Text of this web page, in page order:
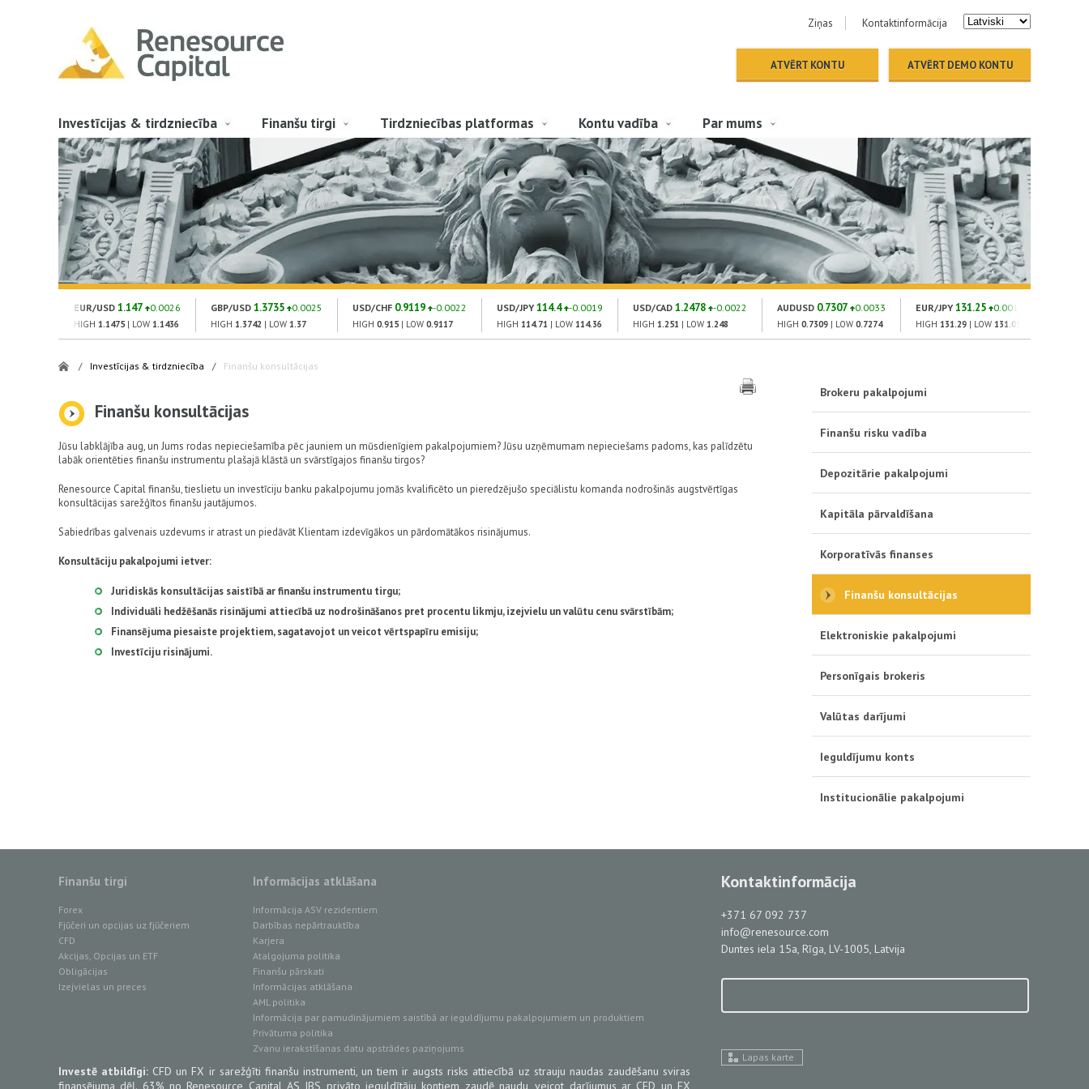
Ziņas Kontaktinformācija
ATVĒRT KONTU ATVĒRT DEMO KONTU
Investīcijas & tirdzniecība Finanšu tirgi Tirdzniecības platformas Kontu vadība Par mums
EUR/USD 1.147 0.0026
HIGH 1.1475 | LOW 1.1436
GBP/USD 1.3735 0.0025
HIGH 1.3742 | LOW 1.37
USD/CHF 0.9119 -0.0022
HIGH 0.915 | LOW 0.9117
USD/JPY 114.4 -0.0019
HIGH 114.71 | LOW 114.36
USD/CAD 1.2478 -0.0022
HIGH 1.251 | LOW 1.248
AUDUSD 0.7307 0.0033
HIGH 0.7309 | LOW 0.7274
EUR/JPY 131.25 0.001
HIGH 131.29 | LOW 131.01
/ Investīcijas & tirdzniecība / Finanšu konsultācijas
Brokeru pakalpojumi
Finanšu risku vadība
Depozitārie pakalpojumi
Kapitāla pārvaldīšana
Korporatīvās finanses
Finanšu konsultācijas
Elektroniskie pakalpojumi
Personīgais brokeris
Valūtas darījumi
Ieguldījumu konts
Institucionālie pakalpojumi
Finanšu konsultācijas
Jūsu labklājība aug, un Jums rodas nepieciešamība pēc jauniem un mūsdienīgiem pakalpojumiem? Jūsu uzņēmumam nepieciešams padoms, kas palīdzētu
labāk orientēties finanšu instrumentu plašajā klāstā un svārstīgajos finanšu tirgos?
Renesource Capital finanšu, tieslietu un investīciju banku pakalpojumu jomās kvalificēto un pieredzējušo speciālistu komanda nodrošinās augstvērtīgas
konsultācijas sarežģītos finanšu jautājumos.
Sabiedrības galvenais uzdevums ir atrast un piedāvāt Klientam izdevīgākos un pārdomātākos risinājumus.
Konsultāciju pakalpojumi ietver:
Juridiskās konsultācijas saistībā ar finanšu instrumentu tirgu;
Individuāli hedžēšanās risinājumi attiecībā uz nodrošināšanos pret procentu likmju, izejvielu un valūtu cenu svārstībām;
Finansējuma piesaiste projektiem, sagatavojot un veicot vērtspapīru emisiju;
Investīciju risinājumi.
Kontaktinformācija
+371 67 092 737
info@renesource.com
Duntes iela 15a, Rīga, LV-1005, Latvija
Lapas karte
Finanšu tirgi
Forex
Fjūčeri un opcijas uz fjūčeriem
CFD
Akcijas, Opcijas un ETF
Obligācijas
Izejvielas un preces
Informācijas atklāšana
Informācija ASV rezidentiem
Darbības nepārtrauktība
Karjera
Atalgojuma politika
Finanšu pārskati
Informācijas atklāšana
AML politika
Informācija par pamudinājumiem saistībā ar ieguldījumu pakalpojumiem un produktiem
Privātuma politika
Zvanu ierakstīšanas datu apstrādes paziņojums
Investē atbildīgi: CFD un FX ir sarežģīti finanšu instrumenti, un tiem ir augsts risks attiecībā uz strauju naudas zaudēšanu sviras
finansējuma dēļ. 63% no Renesource Capital AS IBS privāto ieguldītāju kontiem zaudē naudu, veicot darījumus ar CFD un FX